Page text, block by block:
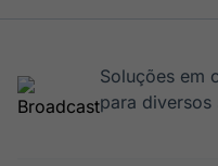
Soluções em
para diversos